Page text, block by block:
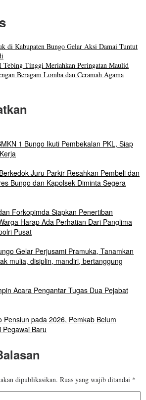
di Kabupaten Bungo Gelar Aksi Damai Tuntut
Tinggi Meriahkan Peringatan Maulid
Beragam Lomba dan Ceramah Agama
1 Bungo Ikuti Pembekalan PKL, Siap
Juru Parkir Resahkan Pembeli dan
Bungo dan Kapolsek Diminta Segera
Forkopimda Siapkan Penertiban
Harap Ada Perhatian Dari Panglima
Pusat
Gelar Perjusami Pramuka, Tanamkan
mulia, disiplin, mandiri, bertanggung
Acara Pengantar Tugas Dua Pejabat
Pensiun pada 2026, Pemkab Belum
Pegawai Baru
dipublikasikan. Ruas yang wajib ditandai *